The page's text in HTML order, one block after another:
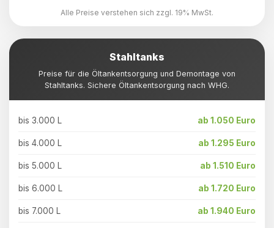
Alle Preise verstehen sich zzgl. 19% MwSt.
Stahltanks
Preise für die Öltankentsorgung und Demontage von
Stahltanks. Sichere Öltankentsorgung nach WHG.
bis 3.000 L ab 1.050 Euro
bis 4.000 L ab 1.295 Euro
bis 5.000 L ab 1.510 Euro
bis 6.000 L ab 1.720 Euro
bis 7.000 L ab 1.940 Euro